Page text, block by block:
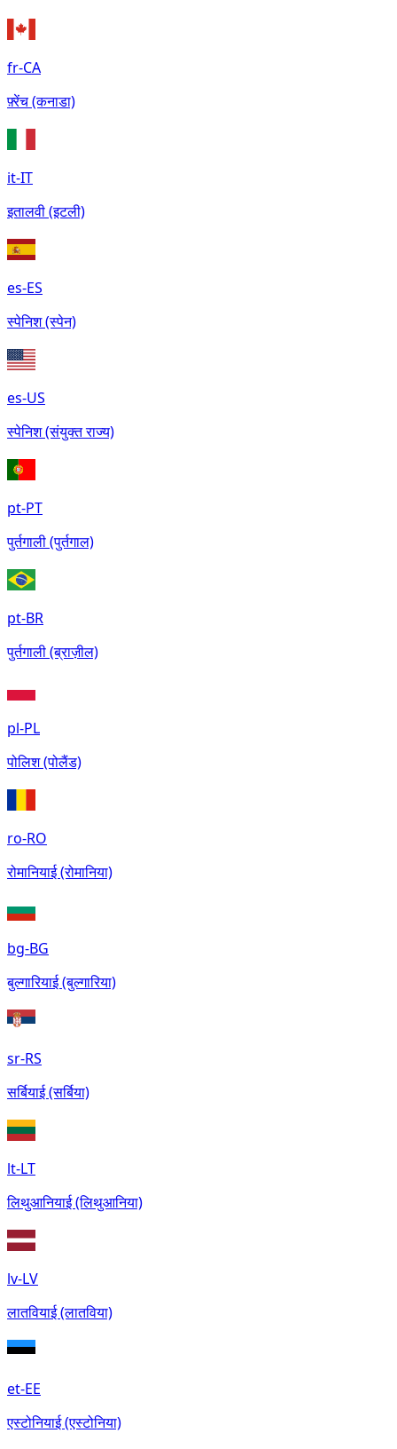
fr-CA
फ़्रेंच (कनाडा)
it-IT
इतालवी (इटली)
es-ES
स्पेनिश (स्पेन)
es-US
स्पेनिश (संयुक्त राज्य)
pt-PT
पुर्तगाली (पुर्तगाल)
pt-BR
पुर्तगाली (ब्राज़ील)
pl-PL
पोलिश (पोलैंड)
ro-RO
रोमानियाई (रोमानिया)
bg-BG
बुल्गारियाई (बुल्गारिया)
sr-RS
सर्बियाई (सर्बिया)
lt-LT
लिथुआनियाई (लिथुआनिया)
lv-LV
लातवियाई (लातविया)
et-EE
एस्टोनियाई (एस्टोनिया)